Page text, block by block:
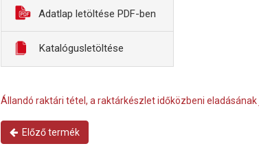
Adatlap letöltése PDF-ben
Katalógusletöltése
Állandó raktári tétel, a raktárkészlet időközbeni
Előző termék